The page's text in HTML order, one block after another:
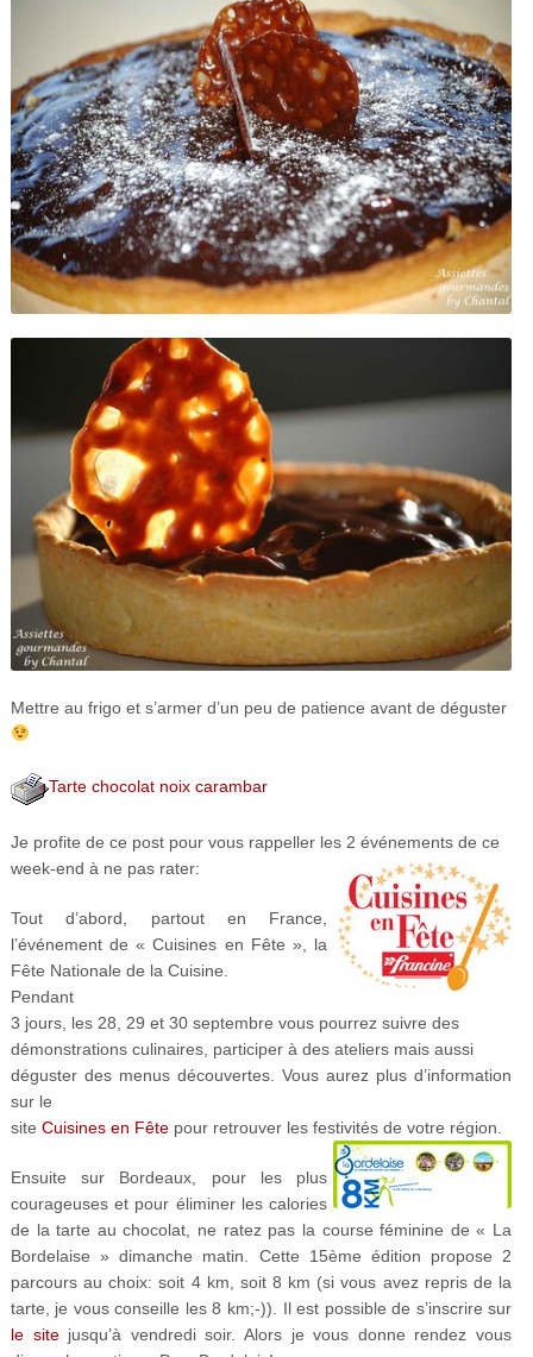
Mettre au frigo et s’armer d’un peu de patience avant de déguster
Tarte chocolat noix carambar
Je profite de ce post pour vous rappeller les 2 événements de ce
week-end à ne pas rater:
Tout d’abord, partout en France,
l’événement de « Cuisines en Fête », la
Fête Nationale de la Cuisine.
Pendant
3 jours, les 28, 29 et 30 septembre vous pourrez suivre des
démonstrations culinaires, participer à des ateliers mais aussi
déguster des menus découvertes. Vous aurez plus d’information
sur le
site Cuisines en Fêtepour retrouver les festivités de votre région.
Ensuite sur Bordeaux, pour les plus
courageuses et pour éliminer les calories
de la tarte au chocolat, ne ratez pas la course féminine de « La
Bordelaise » dimanche matin. Cette 15ème édition propose 2
parcours au choix: soit 4 km, soit 8 km (si vous avez repris de la
tarte, je vous conseille les 8 km;-)). Il est possible de s’inscrire sur
le sitejusqu’à vendredi soir. Alors je vous donne rendez vous